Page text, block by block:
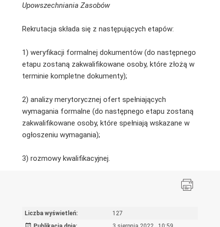
Upowszechniania Zasobów
Rekrutacja składa się z następujących etapów:
1) weryfikacji formalnej dokumentów (do następnego
etapu zostaną zakwalifikowane osoby, które złożą w
terminie kompletne dokumenty);
2) analizy merytorycznej ofert spełniających
wymagania formalne (do następnego etapu zostaną
zakwalifikowane osoby, które spełniają wskazane w
ogłoszeniu wymagania);
3) rozmowy kwalifikacyjnej.
Liczba wyświetleń:
127